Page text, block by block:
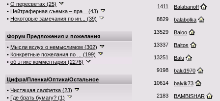
• О пересветах (25)
• Цейтраферная съемка – пра... (43)
• Некоторые замечания по ин... (39)
Форум Предложения и пожелания
• Мысли вслух о немыслимом (302)
• Конкретные пожелания по ... (199)
• об этике комментария (2276)
Цифра/Пленка/Оптика/Остальное
• Чистящая салфетка (23)
• Где брать бумагу? (1)
1411 Balabanoff
8829 balabolka
13529 Baloo
13337 Baltos
13251 Balu
9198 balu1970
10614 balvik73
2183 BAMBISHAR